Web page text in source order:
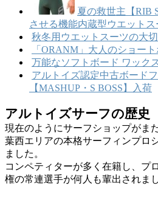
夏の救世主【RIB
させる機能内蔵型ウエットス
秋冬用ウエットスーツの大
「ORANM」大人のショー
万能なソフトボード ワック
アルトイズ認定中古ボード
【MASHUP・S BOSS】入荷
アルトイズサーフの歴史
現在のようにサーフショップがま
葉西エリアの本格サーフィンプロ
ました。
コンペティターが多く在籍し、プ
権の常連選手が何人も輩出されまし